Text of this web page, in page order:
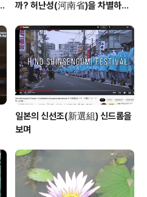
까? 허난성(河南省)을 차별하는
일본의 신선조(新選組) 신드롬을
보며